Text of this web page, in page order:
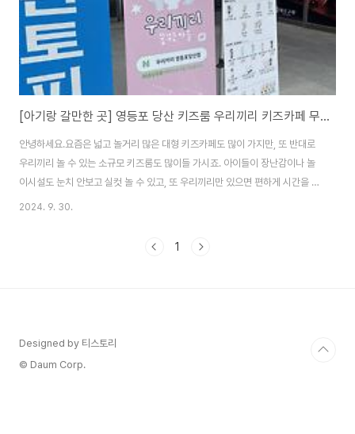
[아기랑 갈만한 곳] 영등포 당산 키즈룸 우리끼리 키즈카페 무인 키즈카페
안녕하세요.요즘은 넓고 놀거리 많은 대형 키즈카페도 많이 가지만, 또 반대로
우리끼리 놀 수 있는 소규모 키즈룸도 많이들 가시죠. 아이들이 장난감이나 놀
이시설도 눈치 안보고 실컷 놀 수 있고, 또 우리끼리만 있으면 편하게 시간을 보
낼 수 있으니 아이 친구들과 놀기에 정말 좋은 것 같더라구요. 더위가 한창일
틀부터 트램펄린, 주방놀이에 자동차, 공룡 등등! 아이들이 좋아하는 것들이 알
2024. 9. 30.
1
Designed by 티스토리
© Daum Corp.